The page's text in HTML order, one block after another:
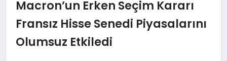
SAĞLIK
Macron’un Erken Seçim Kararı
Fransız Hisse Senedi Piyasalarını
Olumsuz Etkiledi